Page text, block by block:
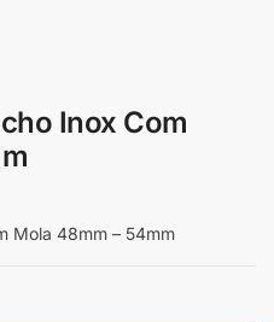
Inox Com
Mola 48mm – 54mm